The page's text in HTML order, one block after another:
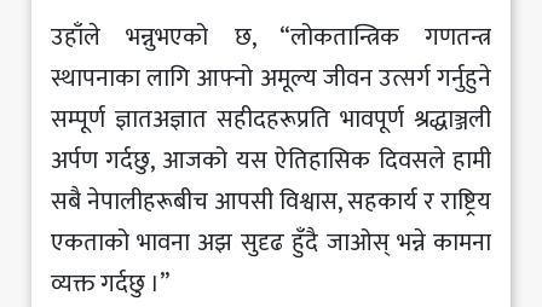
उहाँले भन्नुभएको छ, “लोकतान्त्रिक गणतन्त्र
स्थापनाका लागि आफ्नो अमूल्य जीवन उत्सर्ग गर्नुहुने
सम्पूर्ण ज्ञातअज्ञात सहीदहरूप्रति भावपूर्ण श्रद्धाञ्जली
अर्पण गर्दछु, आजको यस ऐतिहासिक दिवसले हामी
सबै नेपालीहरूबीच आपसी विश्वास, सहकार्य र राष्ट्रिय
एकताको भावना अझ सुदृढ हुँदै जाओस् भन्ने कामना
व्यक्त गर्दछु ।”